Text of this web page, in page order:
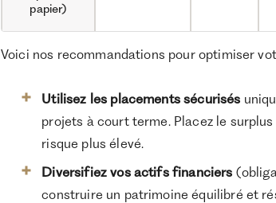
papier)
Actions
World)
1988)
Private
12,4%
Voici nos recommandations pour optimiser
Utilisez les placements sécurisés
projets à court terme. Placez le
risque plus élevé.
Diversifiez vos actifs financiers
construire un patrimoine équilibré et